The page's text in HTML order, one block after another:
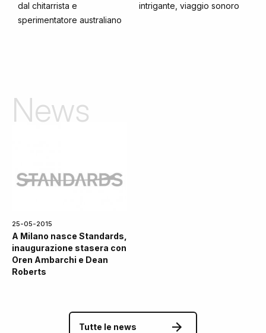
dal chitarrista e
sperimentatore australiano
intrigante, viaggio sonoro
News
25-05-2015
A Milano nasce Standards,
inaugurazione stasera con
Oren Ambarchi e Dean
Roberts
Tutte le news